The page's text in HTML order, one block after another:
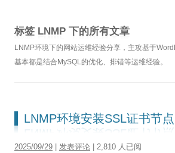
博客首页
WordPress
SEO
标签 LNMP 下的所有文章
LNMP环境下的网站运维经验分享，主攻基于
基本都是结合MySQL的优化、排错等运维经验。
LNMP环境安装SSL证书节
2025/09/29 发表评论 | 2,810 人已阅